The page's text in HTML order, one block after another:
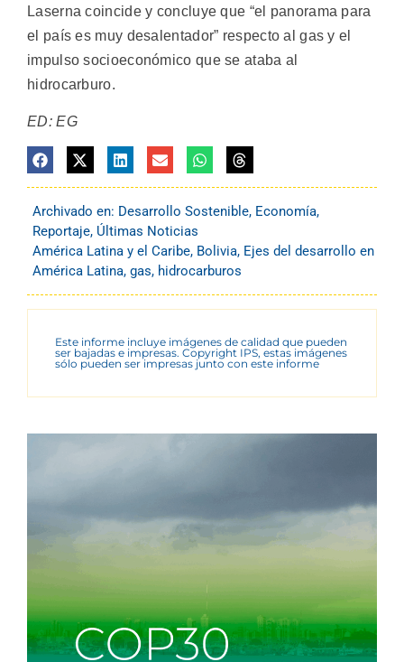
Laserna coincide y concluye que “el panorama para
el país es muy desalentador” respecto al gas y el
impulso socioeconómico que se ataba al
hidrocarburo.
ED: EG
Archivado en: Desarrollo Sostenible, Economía,
Reportaje, Últimas Noticias
América Latina y el Caribe, Bolivia, Ejes del desarrollo en
América Latina, gas, hidrocarburos
Este informe incluye imágenes de calidad que pueden
ser bajadas e impresas. Copyright IPS, estas imágenes
sólo pueden ser impresas junto con este informe